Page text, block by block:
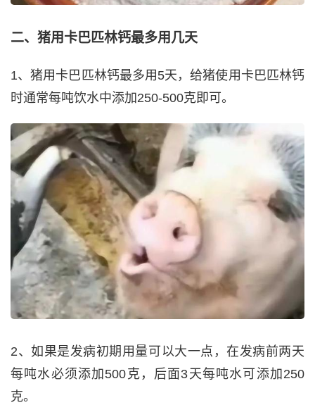
二、猪用卡巴匹林钙最多用几天
1、猪用卡巴匹林钙最多用5天，给猪使用卡巴匹林钙
时通常每吨饮水中添加250-500克即可。
2、如果是发病初期用量可以大一点，在发病前两天
每吨水必须添加500克，后面3天每吨水可添加250
克。